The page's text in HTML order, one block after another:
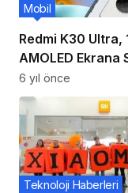
Redmi K30 Ultra,
AMOLED Ekrana
Olacak!
Mobil
6 yıl önce
Teknoloji Haberleri